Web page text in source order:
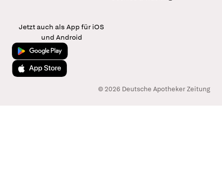
Jetzt auch als App für iOS
und Android
Jetzt bei Google Play
Laden im App Store
© 2026 Deutsche Apotheker Zeitung